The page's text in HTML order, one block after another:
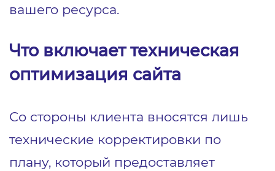
вашего ресурса.
Что включает техническая
оптимизация сайта
Со стороны клиента вносятся лишь
технические корректировки по
плану, который предоставляет